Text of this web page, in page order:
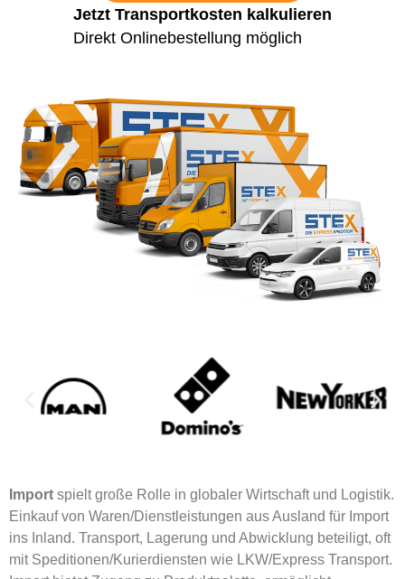
Jetzt Transportkosten kalkulieren
Direkt Onlinebestellung möglich
Import spielt große Rolle in globaler Wirtschaft und Logistik.
Einkauf von Waren/Dienstleistungen aus Ausland für Import
ins Inland. Transport, Lagerung und Abwicklung beteiligt, oft
mit Speditionen/Kurierdiensten wie LKW/Express Transport.